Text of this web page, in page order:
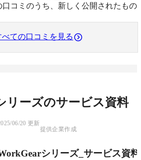
口コミのうち、新しく公開されたもの
べての口コミを見る
リーズのサービス資料
06/20 更新
提供企業作成
シリーズ_サービス資料